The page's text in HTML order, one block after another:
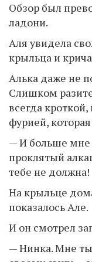
Обзор был
ладони.
Аля увидела
крыльца и
Алька даже не
Слишком
всегда
фурией,
— И больше мне
проклятый
тебе не должна!
На крыльце
показалось Але.
И он смотрел
— Нинка. Мне